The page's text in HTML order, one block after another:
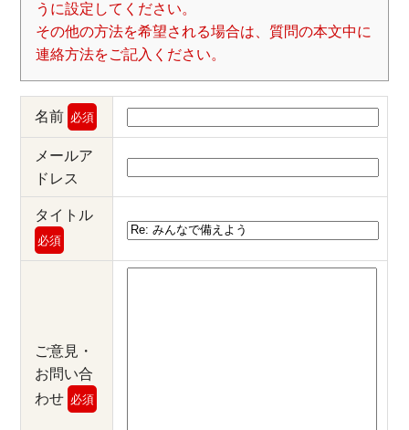
うに設定してください。
その他の方法を希望される場合は、質問の本文中に
連絡方法をご記入ください。
名前 必須
メールア
ドレス
タイトル
必須
ご意見・
お問い合
わせ 必須